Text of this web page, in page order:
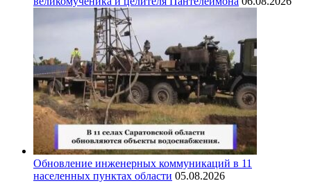
Обновление инженерных коммуникаций в 11
населенных пунктах области 05.08.2026